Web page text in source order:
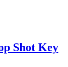
Shot Key